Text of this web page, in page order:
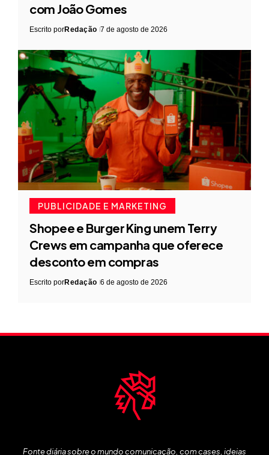
com João Gomes
Escrito porRedação 7 de agosto de 2026
PUBLICIDADE E MARKETING
Shopee e Burger King unem Terry
Crews em campanha que oferece
desconto em compras
Escrito porRedação 6 de agosto de 2026
Fonte diária sobre o mundo comunicação, com cases, ideias